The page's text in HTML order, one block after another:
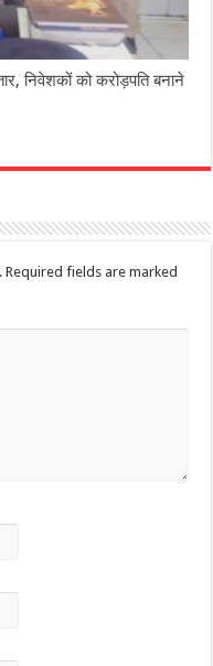
निवेशकों को करोड़पति बनाने
Required fields are marked